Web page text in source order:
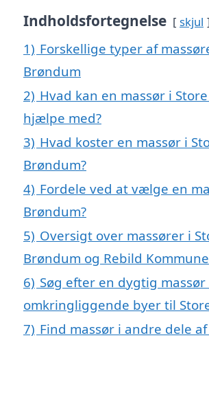
Indholdsfortegnelse skjul
1) Forskellige typer af
Brøndum
2) Hvad kan en massør i
hjælpe med?
3) Hvad koster en massør i
Brøndum?
4) Fordele ved at vælge en
Brøndum?
5) Oversigt over massører i
Brøndum og Rebild Kommune
6) Søg efter en dygtig massør
omkringliggende byer til
7) Find massør i andre dele